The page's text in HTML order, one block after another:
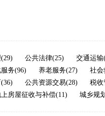
公共法律(25) 交通运输
务(96)
养老服务(27) 社会
公共资源交易(28) 税收
房屋征收与补偿(11)
城乡规